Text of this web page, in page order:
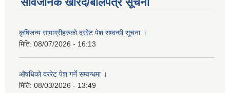
कृषिजन्य सामाग्रीहरुको दररेट पेश सम्वन्धी सूचना ।
मिति: 08/07/2026 - 16:13
औषधिको दररेट पेश गर्ने सम्वन्धमा ।
मिति: 08/03/2026 - 13:49